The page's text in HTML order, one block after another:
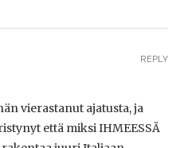
vierastanut ajatusta, ja
että miksi IHMEESSÄ
REPLY